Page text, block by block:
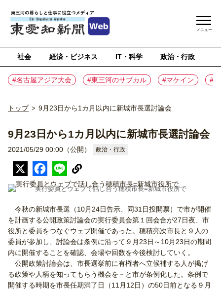
社会 経済・ビジネス IT・科学 政治・行政
#名古屋アジア大会 #東三河のサブカル #マケイン #
メニュー
トップ > 9月23日から1カ月以内に新城市長選討論会
9月23日から1カ月以内に新城市長選討論会
2021/05/29 00:00（公開） 政治・行政
実行委員とウェブで話し合う穂積市長=新城市役所で
今秋の新城市長選（10月24日告示、同31日投開票）で市が開催
を計画する公開政策討論会の実行委員会第１回会合が27日夜、市
役所と委員をつなぐウェブ開催であった。穂積亮次市長と９人の
委員が参加し、討論会は条例に沿って９月23日～10月23日の期間
内に開催することを確認、会場や回数を今後検討していく。
公開政策討論会は、市長選挙前に有権者へ立候補する人が掲げ
る政策や人柄を知ってもらう機会を－と市が条例化した。条例で
開催する時期を市長任期満了日（11月12日）の50日前となる９月